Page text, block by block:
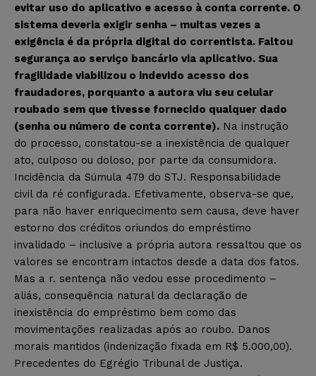
evitar uso do aplicativo e acesso à conta corrente. O
sistema deveria exigir senha – muitas vezes a
exigência é da própria digital do correntista. Faltou
segurança ao serviço bancário via aplicativo. Sua
fragilidade viabilizou o indevido acesso dos
fraudadores, porquanto a autora viu seu celular
roubado sem que tivesse fornecido qualquer dado
(senha ou número de conta corrente). Na instrução
do processo, constatou-se a inexistência de qualquer
ato, culposo ou doloso, por parte da consumidora.
Incidência da Súmula 479 do STJ. Responsabilidade
civil da ré configurada. Efetivamente, observa-se que,
para não haver enriquecimento sem causa, deve haver
estorno dos créditos oriundos do empréstimo
invalidado – inclusive a própria autora ressaltou que os
valores se encontram intactos desde a data dos fatos.
Mas a r. sentença não vedou esse procedimento –
aliás, consequência natural da declaração de
inexistência do empréstimo bem como das
movimentações realizadas após ao roubo. Danos
morais mantidos (indenização fixada em R$ 5.000,00).
Precedentes do Egrégio Tribunal de Justiça.